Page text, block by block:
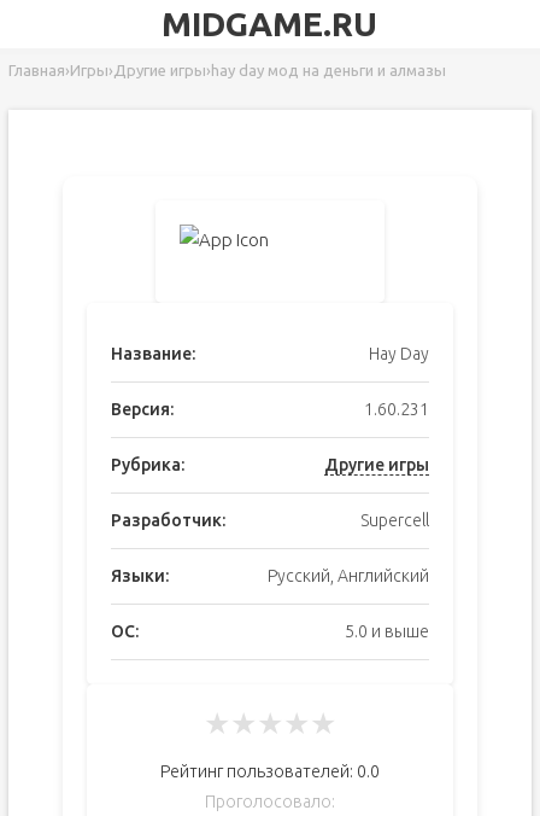
MIDGAME.RU
Главная›Игры› Другие игры› hay day мод на деньги и алмазы
Название: Hay Day
Версия: 1.60.231
Рубрика: Другие игры
Разработчик: Supercell
Языки: Русский, Английский
ОС: 5.0 и выше
★★★★★
Рейтинг пользователей: 0.0
Проголосовало: